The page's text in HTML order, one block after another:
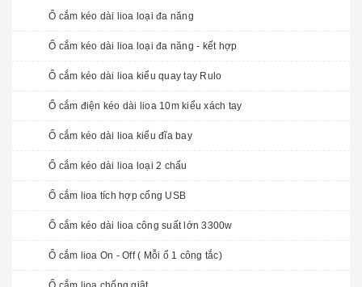
Ổ cắm kéo dài lioa loại đa năng
Ổ cắm kéo dài lioa loại đa năng - kết hợp
Ổ cắm kéo dài lioa kiểu quay tay Rulo
Ổ cắm điện kéo dài lioa 10m kiểu xách tay
Ổ cắm kéo dài lioa kiểu đĩa bay
Ổ cắm kéo dài lioa loại 2 chấu
Ổ cắm lioa tích hợp cổng USB
Ổ cắm kéo dài lioa công suất lớn 3300w
Ổ cắm lioa On - Off ( Mỗi ổ 1 công tắc)